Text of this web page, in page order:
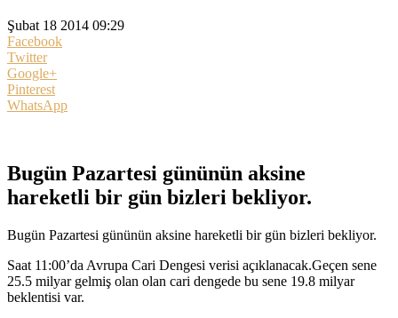
Şubat 18 2014 09:29
Facebook
Twitter
Google+
Pinterest
WhatsApp
Bugün Pazartesi gününün aksine
hareketli bir gün bizleri bekliyor.
Bugün Pazartesi gününün aksine hareketli bir gün bizleri bekliyor.
Saat 11:00’da Avrupa Cari Dengesi verisi açıklanacak.Geçen sene
25.5 milyar gelmiş olan olan cari dengede bu sene 19.8 milyar
beklentisi var.